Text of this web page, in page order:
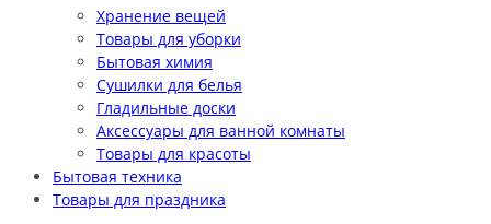
Хранение вещей
Товары для уборки
Бытовая химия
Сушилки для белья
Гладильные доски
Аксессуары для ванной комнаты
Товары для красоты
Бытовая техника
Товары для праздника